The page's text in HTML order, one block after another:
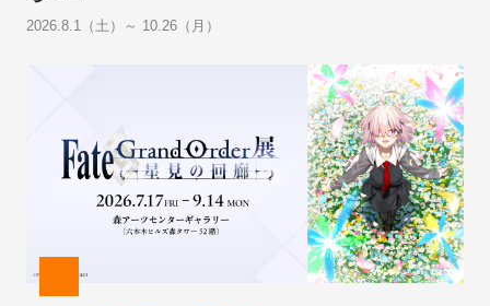
2026.8.1（土）～ 10.26（月）